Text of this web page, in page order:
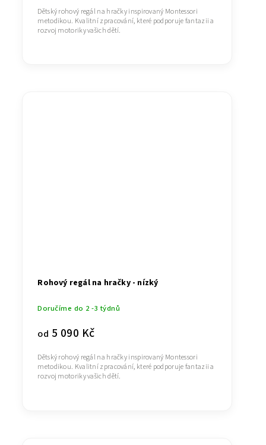
Dětský rohový regál na hračky inspirovaný Montessori
metodikou. Kvalitní zpracování, které podporuje fantazii a
rozvoj motoriky vašich dětí.
Rohový regál na hračky - nízký
Doručíme do 2 -3 týdnů
od 5 090 Kč
Dětský rohový regál na hračky inspirovaný Montessori
metodikou. Kvalitní zpracování, které podporuje fantazii a
rozvoj motoriky vašich dětí.